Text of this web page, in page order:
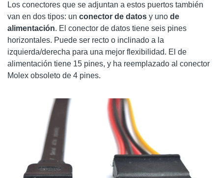
Los conectores que se adjuntan a estos puertos también
van en dos tipos: un conector de datos y uno de
alimentación. El conector de datos tiene seis pines
horizontales. Puede ser recto o inclinado a la
izquierda/derecha para una mejor flexibilidad. El de
alimentación tiene 15 pines, y ha reemplazado al conector
Molex obsoleto de 4 pines.